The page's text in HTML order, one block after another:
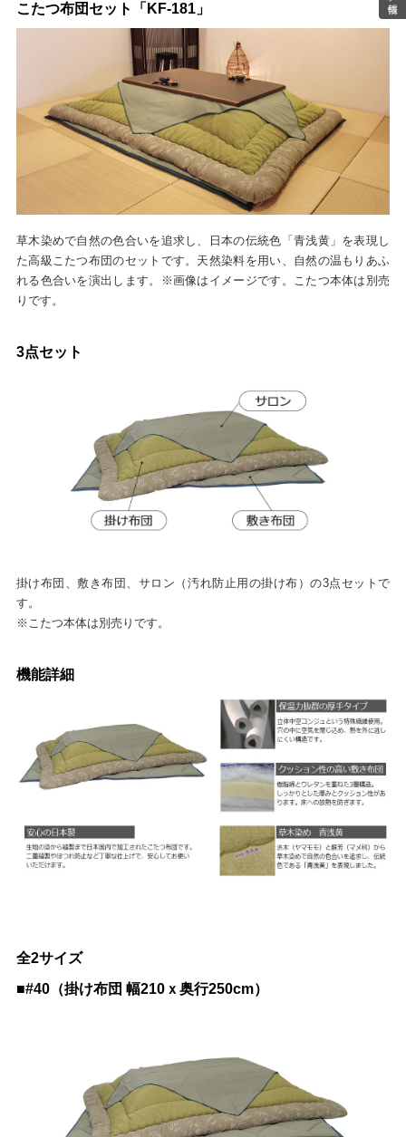
こたつ布団セット「KF-181」
草木染めで自然の色合いを追求し、日本の伝統色「青浅黄」を表現し
た高級こたつ布団のセットです。天然染料を用い、自然の温もりあふ
れる色合いを演出します。※画像はイメージです。こたつ本体は別売
りです。
3点セット
掛け布団、敷き布団、サロン（汚れ防止用の掛け布）の3点セットで
す。
※こたつ本体は別売りです。
機能詳細
全2サイズ
■#40（掛け布団 幅210ｘ奥行250cm）